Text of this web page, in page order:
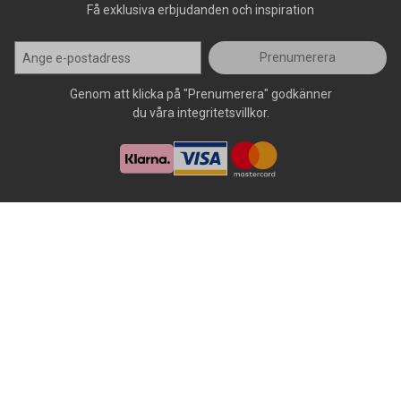
Få exklusiva erbjudanden och inspiration
Prenumerera
Genom att klicka på "Prenumerera" godkänner
du våra integritetsvillkor.